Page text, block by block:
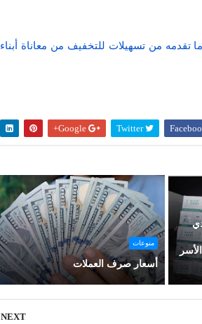
من تسهيلات للتخفيف من معاناة أبناء
Twitter
Google+
منوعات
أسعار صرف العملات
NEXT